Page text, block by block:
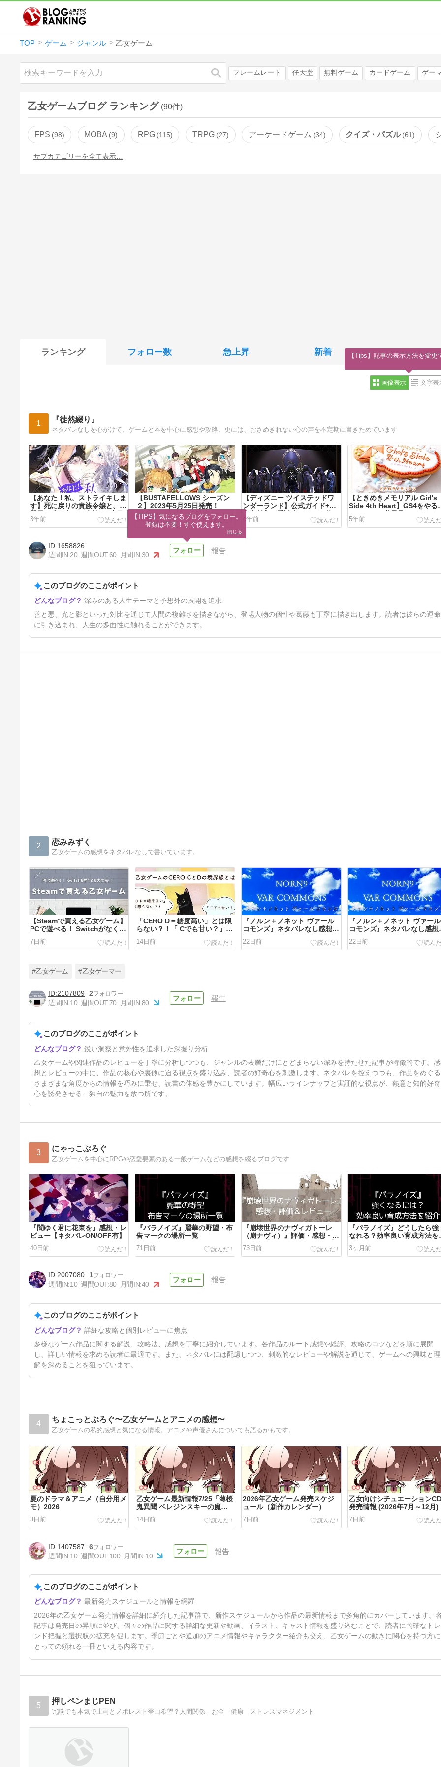
TOP ゲーム ジャンル 乙女ゲーム
検索 フレームレート 任天堂 無料ゲーム カードゲーム ゲー
乙女ゲームブログ ランキング (90件)
FPS 98 MOBA 9 RPG 115 TRPG 27 アーケードゲーム 34 クイズ・パズル 61
サブカテゴリーを全て表示…
ランキング フォロー数 急上昇 新着
画像表示 文字表
1 『徒然綴り』
ネタバレなしを心がけて、ゲームと本を中心に感想や攻略、更には、おさめきれない心の声を不定期に書きためています
【あなた！私、ストライキしま
す】死に戻りの貴族令嬢と、不
器用な成り上がり貴族の2度目
の夫婦生活が思いのほか甘い
3年前
【BUSTAFELLOWS シーズン
２】2023年5月25日発売！
3年前
【ディズニー ツイステッドワ
ンダーランド】公式ガイド+設
定資料集が愛読書になった件
4年前
【ときめきメモリアル Girl's
Side 4th Heart】GS4をやる
あたっての必需品です
5年前
【終遠のヴィルシュ -
ErroR:salvation-】総評：限り
5年前
1658826
週間IN:20 週間OUT:60 月間IN:30
報告
このブログのここがポイント
深みのある人生テーマと予想外の展開を追求
善と悪、光と影といった対比を通じて人間の複雑さを描きながら、登場人物の個性や葛藤も丁寧に描き出します。読者は彼らの運命
に引き込まれ、人生の多面性に触れることができます。
2 恋みみずく
乙女ゲームの感想をネタバレなしで書いています。
【Steamで買える乙女ゲーム】
PCで遊べる！ Switchがなくて
も大丈夫！
7日前
「CERO D＝糖度高い」とは限
らない？！「 Cでも甘い？」～
乙女ゲームのCERO CとDの違
いとは～
14日前
『ノルン＋ノネット ヴァール
コモンズ』ネタバレなし感想・
レビュー【キャラ別感想】
22日前
『ノルン＋ノネット ヴァール
コモンズ』ネタバレなし感想
レビュー【全体感想・糖度・
評】
22日前
り、ものちぎ)』ネタバレなし
感想・レビュー
45日前
#乙女ゲーム #乙女ゲーマー
2107809
2
週間IN:10 週間OUT:70 月間IN:80
報告
このブログのここがポイント
鋭い洞察と意外性を追求した深掘り分析
乙女ゲームや関連作品のレビューを丁寧に分析しつつも、ジャンルの表層だけにとどまらない深みを持たせた記事が特徴的です。感
想とレビューの中に、作品の核心や裏側に迫る視点を盛り込み、読者の好奇心を刺激します。ネタバレを控えつつも、作品をめぐる
さまざまな角度からの情報を巧みに乗せ、読書の体感を豊かにしています。幅広いラインナップと実証的な視点が、熱意と知的好奇
心を誘発させる、独自の魅力を放つ所です。
3 にゃっこぶろぐ
乙女ゲームを中心にRPGや恋愛要素のある一般ゲームなどの感想を綴るブログです
『闇ゆく君に花束を』感想・レ
ビュー【ネタバレON/OFF有】
40日前
『パラノイズ』麗華の野望・布
告マークの場所一覧
71日前
『崩壊世界のナヴィガトーレ
（崩ナヴィ）』評価・感想・レ
ビュー【ネタバレON/OFF有】
73日前
『パラノイズ』どうしたら強
なれる？効率良い育成方法を
3ヶ月前
『パラノイズ』ホーム画面キャ
ラの変更方法をわかりやすく解
5ヶ月前
2007080
1
週間IN:10 週間OUT:80 月間IN:40
報告
このブログのここがポイント
詳細な攻略と個別レビューに焦点
多様なゲーム作品に関する解説、攻略法、感想を丁寧に紹介しています。各作品のルート感想や総評、攻略のコツなどを順に展開
し、詳しい情報を求める読者に最適です。また、ネタバレには配慮しつつ、刺激的なレビューや解説を通じて、ゲームへの興味と理
解を深めることを狙っています。
4 ちょこっとぶろぐ〜乙女ゲームとアニメの感想〜
乙女ゲームの私的感想と気になる情報。アニメや声優さんについても語るかもです。
夏のドラマ＆アニメ（自分用メ
モ）2026
3日前
乙女ゲーム最新情報7/25「薄桜
鬼異聞 ベレジンスキーの魔
女」他
14日前
2026年乙女ゲーム発売スケジ
ュール（新作カレンダー）
7日前
乙女向けシチュエーション
発売情報 (2026年7月～12月)
7日前
BLCD 発売情報 (2026年7月～
12月)
7日前
1407587
6
週間IN:10 週間OUT:100 月間IN:10
報告
このブログのここがポイント
最新発売スケジュールと情報を網羅
2026年の乙女ゲーム発売情報を詳細に紹介した記事群で、新作スケジュールから作品の最新情報まで多角的にカバーしています。
記事は発売日の昇順に並び、個々の作品に関する詳細な更新や動画、イラスト、キャスト情報を盛り込むことで、読者に的確なトレ
ンド把握と選択肢の拡充を促します。季節ごとや追加のアニメ情報やキャラクター紹介も交え、乙女ゲームの動きに関心を持つ方に
とっての頼れる一冊といえる内容です。
5 押しペンまじPEN
冗談でも本気で上司とノボレスト登山希望？人間関係 お金 健康 ストレスマネジメント
【TIPS】気になるブログをフォロー。
登録は不要！すぐ使えます。
閉じる
【Tips】記事の表示方法を変更